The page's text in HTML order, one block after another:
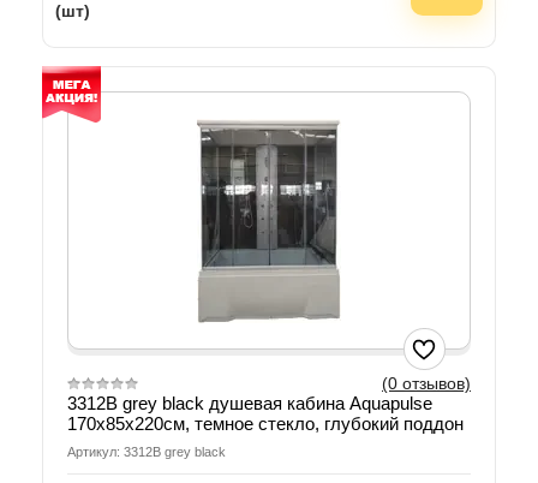
(шт)
(0 отзывов)
3312B grey black душевая кабина Aquapulse
170х85х220см, темное стекло, глубокий поддон
Артикул: 3312B grey black